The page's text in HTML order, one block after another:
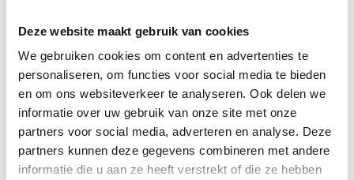
Deze website maakt gebruik van cookies
We gebruiken cookies om content en advertenties te
personaliseren, om functies voor social media te bieden
en om ons websiteverkeer te analyseren. Ook delen we
informatie over uw gebruik van onze site met onze
partners voor social media, adverteren en analyse. Deze
partners kunnen deze gegevens combineren met andere
informatie die u aan ze heeft verstrekt of die ze hebben
Bekijk de winnaars!